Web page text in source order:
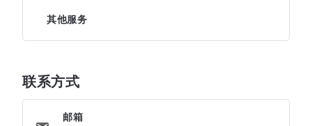
其他服务
联系方式
邮箱